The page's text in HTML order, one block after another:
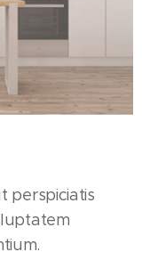
perspiciatis